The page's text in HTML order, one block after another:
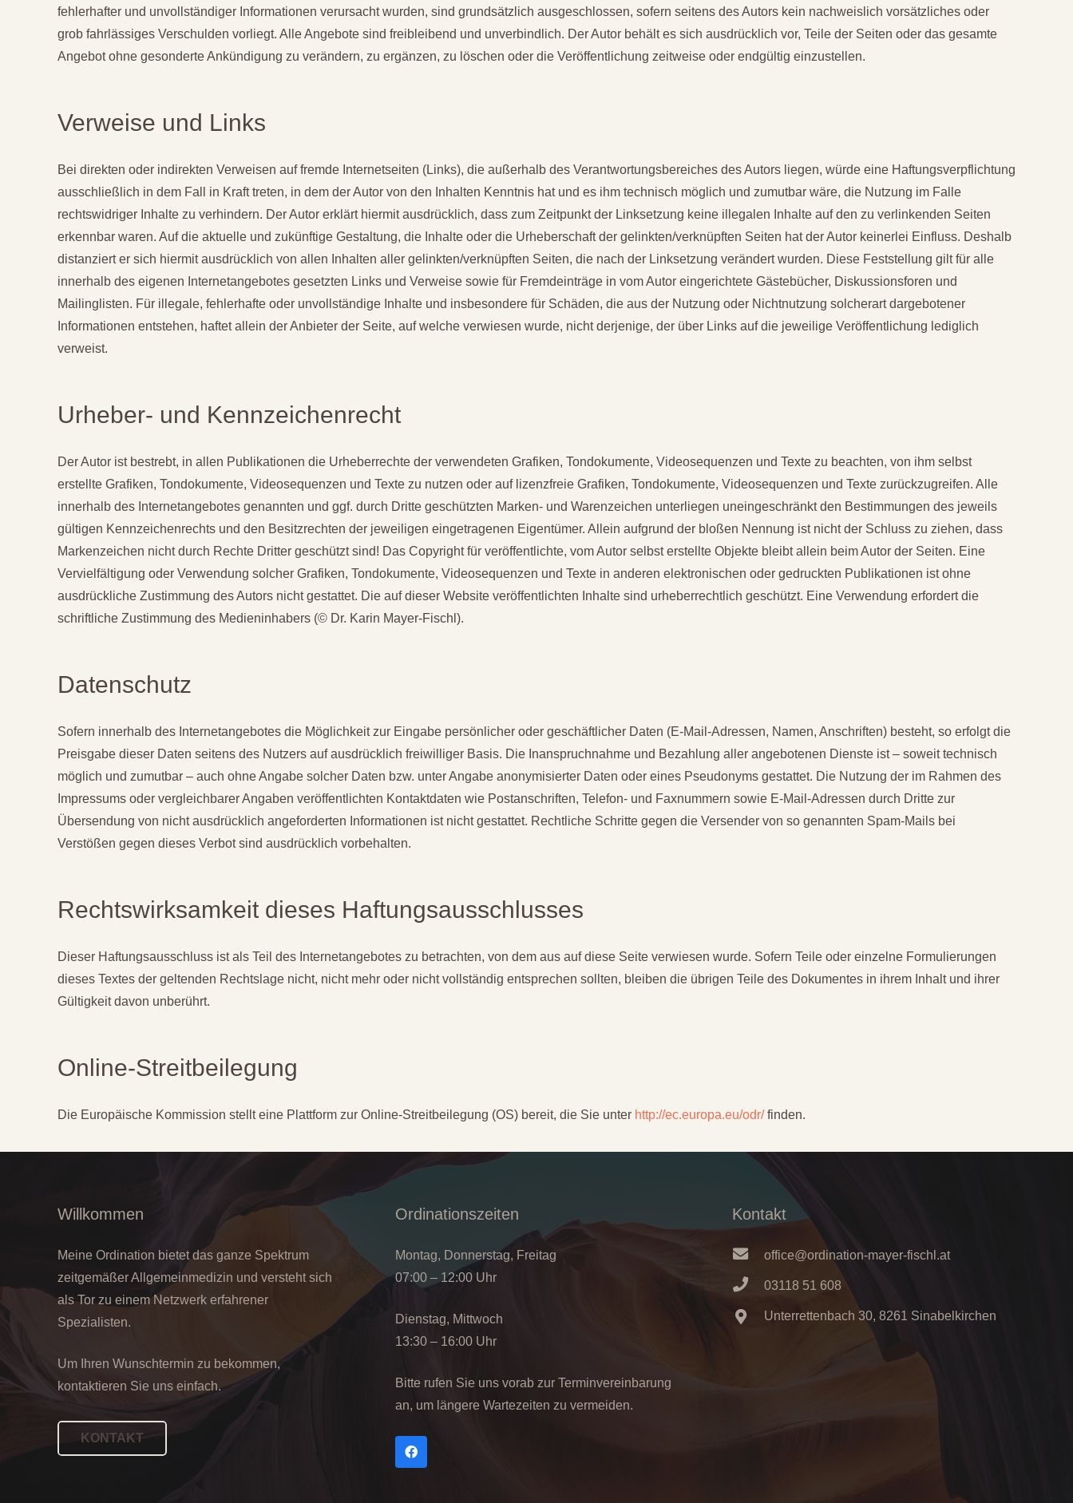
fehlerhafter und unvollständiger Informationen verursacht wurden, sind grundsätzlich ausgeschlossen, sofern seitens des Autors kein nachweislich vorsätzliches oder
grob fahrlässiges Verschulden vorliegt. Alle Angebote sind freibleibend und unverbindlich. Der Autor behält es sich ausdrücklich vor, Teile der Seiten oder das gesamte
Angebot ohne gesonderte Ankündigung zu verändern, zu ergänzen, zu löschen oder die Veröffentlichung zeitweise oder endgültig einzustellen.
Verweise und Links
Bei direkten oder indirekten Verweisen auf fremde Internetseiten (Links), die außerhalb des Verantwortungsbereiches des Autors liegen, würde eine Haftungsverpflichtung
ausschließlich in dem Fall in Kraft treten, in dem der Autor von den Inhalten Kenntnis hat und es ihm technisch möglich und zumutbar wäre, die Nutzung im Falle
rechtswidriger Inhalte zu verhindern. Der Autor erklärt hiermit ausdrücklich, dass zum Zeitpunkt der Linksetzung keine illegalen Inhalte auf den zu verlinkenden Seiten
erkennbar waren. Auf die aktuelle und zukünftige Gestaltung, die Inhalte oder die Urheberschaft der gelinkten/verknüpften Seiten hat der Autor keinerlei Einfluss. Deshalb
distanziert er sich hiermit ausdrücklich von allen Inhalten aller gelinkten/verknüpften Seiten, die nach der Linksetzung verändert wurden. Diese Feststellung gilt für alle
innerhalb des eigenen Internetangebotes gesetzten Links und Verweise sowie für Fremdeinträge in vom Autor eingerichtete Gästebücher, Diskussionsforen und
Mailinglisten. Für illegale, fehlerhafte oder unvollständige Inhalte und insbesondere für Schäden, die aus der Nutzung oder Nichtnutzung solcherart dargebotener
Informationen entstehen, haftet allein der Anbieter der Seite, auf welche verwiesen wurde, nicht derjenige, der über Links auf die jeweilige Veröffentlichung lediglich
verweist.
Urheber- und Kennzeichenrecht
Der Autor ist bestrebt, in allen Publikationen die Urheberrechte der verwendeten Grafiken, Tondokumente, Videosequenzen und Texte zu beachten, von ihm selbst
erstellte Grafiken, Tondokumente, Videosequenzen und Texte zu nutzen oder auf lizenzfreie Grafiken, Tondokumente, Videosequenzen und Texte zurückzugreifen. Alle
innerhalb des Internetangebotes genannten und ggf. durch Dritte geschützten Marken- und Warenzeichen unterliegen uneingeschränkt den Bestimmungen des jeweils
gültigen Kennzeichenrechts und den Besitzrechten der jeweiligen eingetragenen Eigentümer. Allein aufgrund der bloßen Nennung ist nicht der Schluss zu ziehen, dass
Markenzeichen nicht durch Rechte Dritter geschützt sind! Das Copyright für veröffentlichte, vom Autor selbst erstellte Objekte bleibt allein beim Autor der Seiten. Eine
Vervielfältigung oder Verwendung solcher Grafiken, Tondokumente, Videosequenzen und Texte in anderen elektronischen oder gedruckten Publikationen ist ohne
ausdrückliche Zustimmung des Autors nicht gestattet. Die auf dieser Website veröffentlichten Inhalte sind urheberrechtlich geschützt. Eine Verwendung erfordert die
schriftliche Zustimmung des Medieninhabers (© Dr. Karin Mayer-Fischl).
Datenschutz
Sofern innerhalb des Internetangebotes die Möglichkeit zur Eingabe persönlicher oder geschäftlicher Daten (E-Mail-Adressen, Namen, Anschriften) besteht, so erfolgt die
Preisgabe dieser Daten seitens des Nutzers auf ausdrücklich freiwilliger Basis. Die Inanspruchnahme und Bezahlung aller angebotenen Dienste ist – soweit technisch
möglich und zumutbar – auch ohne Angabe solcher Daten bzw. unter Angabe anonymisierter Daten oder eines Pseudonyms gestattet. Die Nutzung der im Rahmen des
Impressums oder vergleichbarer Angaben veröffentlichten Kontaktdaten wie Postanschriften, Telefon- und Faxnummern sowie E-Mail-Adressen durch Dritte zur
Übersendung von nicht ausdrücklich angeforderten Informationen ist nicht gestattet. Rechtliche Schritte gegen die Versender von so genannten Spam-Mails bei
Verstößen gegen dieses Verbot sind ausdrücklich vorbehalten.
Rechtswirksamkeit dieses Haftungsausschlusses
Dieser Haftungsausschluss ist als Teil des Internetangebotes zu betrachten, von dem aus auf diese Seite verwiesen wurde. Sofern Teile oder einzelne Formulierungen
dieses Textes der geltenden Rechtslage nicht, nicht mehr oder nicht vollständig entsprechen sollten, bleiben die übrigen Teile des Dokumentes in ihrem Inhalt und ihrer
Gültigkeit davon unberührt.
Online-Streitbeilegung
Die Europäische Kommission stellt eine Plattform zur Online-Streitbeilegung (OS) bereit, die Sie unter http://ec.europa.eu/odr/finden.
Willkommen
Meine Ordination bietet das ganze Spektrum
zeitgemäßer Allgemeinmedizin und versteht sich
als Tor zu einem Netzwerk erfahrener
Spezialisten.
Um Ihren Wunschtermin zu bekommen,
kontaktieren Sie uns einfach.
KONTAKT
Ordinationszeiten
Montag, Donnerstag, Freitag
07:00 – 12:00 Uhr
Dienstag, Mittwoch
13:30 – 16:00 Uhr
Bitte rufen Sie uns vorab zur Terminvereinbarung
an, um längere Wartezeiten zu vermeiden.
Kontakt
office@ordination-mayer-fischl.at
03118 51 608
Unterrettenbach 30, 8261 Sinabelkirchen